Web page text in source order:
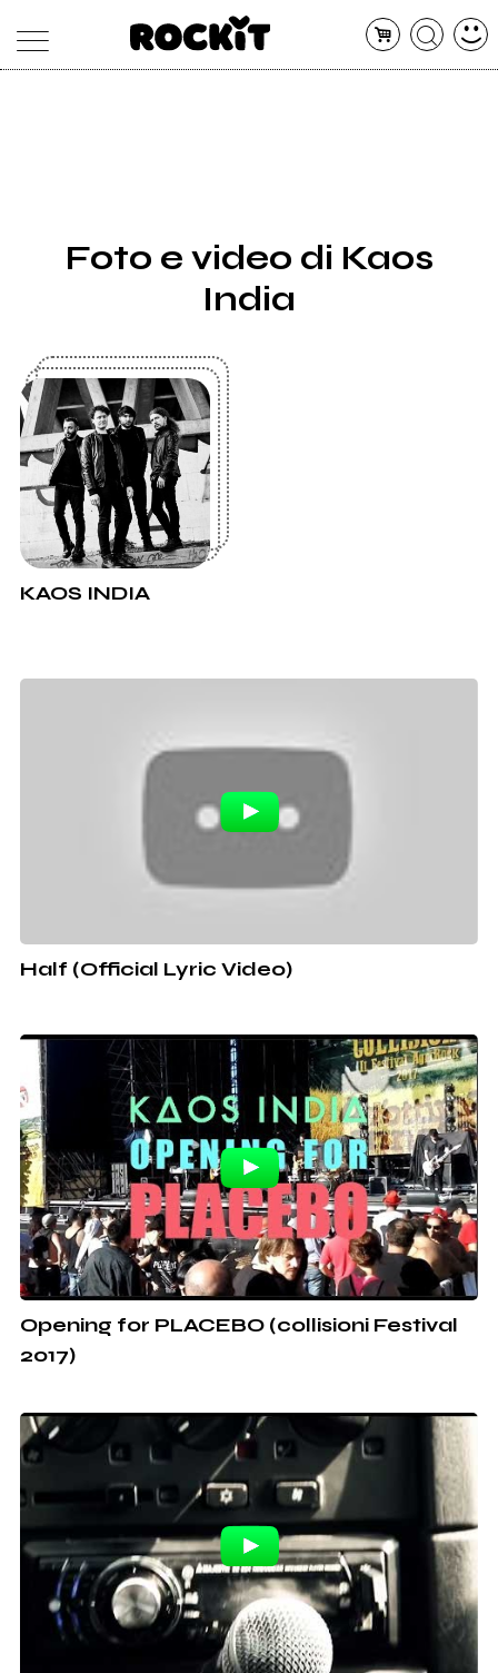
RADIO
Foto e video di Kaos
India
KAOS INDIA
Half (Official Lyric Video)
Opening for PLACEBO (collisioni Festival
2017)